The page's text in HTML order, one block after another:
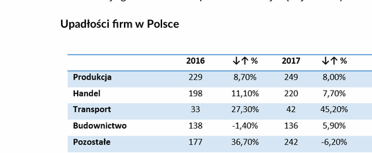
Upadłości firm w Polsce